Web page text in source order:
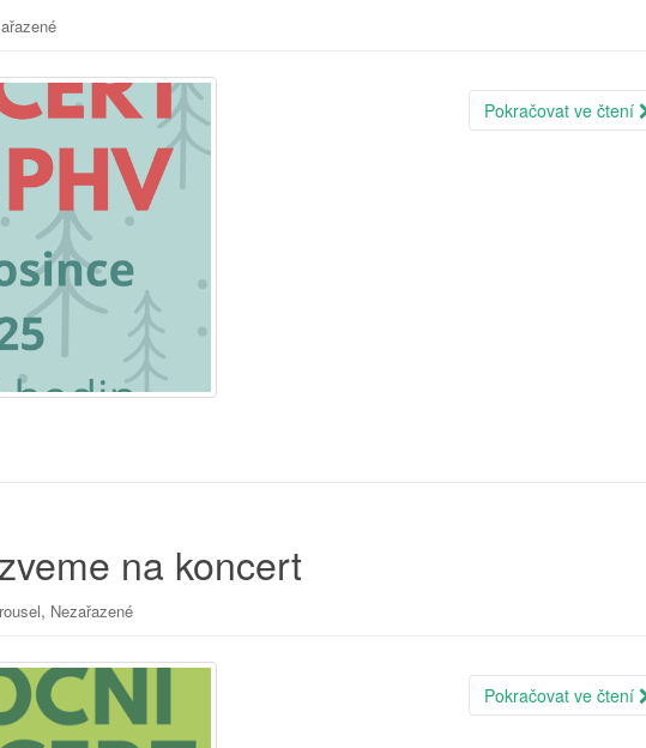
Pokračovat ve čtení
na koncert
, Nezařazené
Pokračovat ve čtení